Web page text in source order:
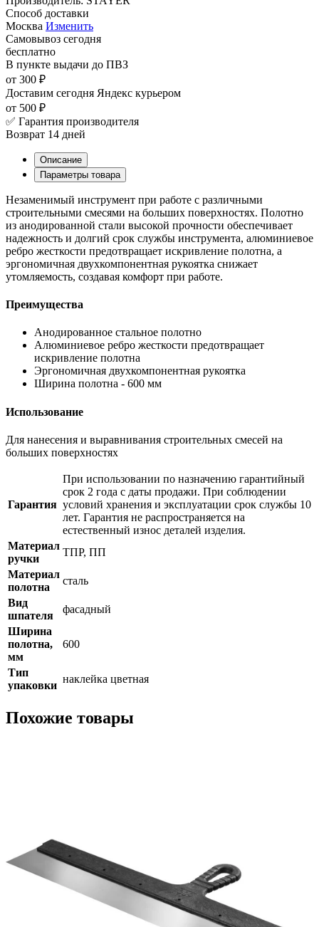
Способ доставки
Москва Изменить
Самовывоз сегодня
бесплатно
В пункте выдачи до ПВЗ
от 300 ₽
Доставим сегодня Яндекс курьером
от 500 ₽
✅ Гарантия производителя
Возврат 14 дней
Описание
Параметры товара
Незаменимый инструмент при работе с различными
строительными смесями на больших поверхностях. Полотно
из анодированной стали высокой прочности обеспечивает
надежность и долгий срок службы инструмента, алюминиевое
ребро жесткости предотвращает искривление полотна, а
эргономичная двухкомпонентная рукоятка снижает
утомляемость, создавая комфорт при работе.
Преимущества
Анодированное стальное полотно
Алюминиевое ребро жесткости предотвращает
искривление полотна
Эргономичная двухкомпонентная рукоятка
Ширина полотна - 600 мм
Использование
Для нанесения и выравнивания строительных смесей на
больших поверхностях
Гарантия
При использовании по назначению гарантийный
срок 2 года с даты продажи. При соблюдении
условий хранения и эксплуатации срок службы 10
лет. Гарантия не распространяется на
естественный износ деталей изделия.
Материал
ручки
ТПР, ПП
Материал
полотна
сталь
Вид
шпателя
фасадный
Ширина
полотна,
мм
600
Тип
упаковки
наклейка цветная
Похожие товары